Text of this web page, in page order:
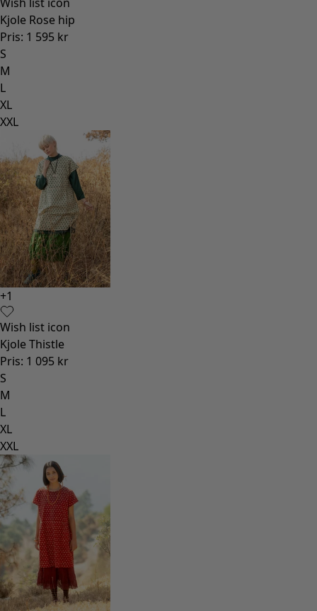
Kjole Rose hip
Pris: 1 595 kr
S
M
L
XL
XXL
+1
Wish list icon
Kjole Thistle
Pris: 1 095 kr
S
M
L
XL
XXL